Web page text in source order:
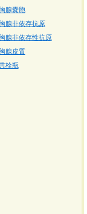
胸腺嚢胞
胸腺非依存抗原
胸腺非依存性抗原
胸腺皮質
栓瓶